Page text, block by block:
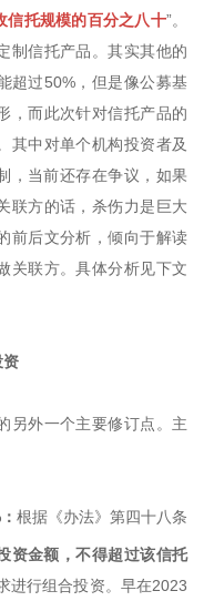
信托规模的百分之八十”。
制信托产品。其实其他的
超过50%，但是像公募基
，而此次针对信托产品的
其中对单个机构投资者及
，当前还存在争议，如果
联方的话，杀伤力是巨大
前后文分析，倾向于解读
关联方。具体分析见下文
资
另外一个主要修订点。主
根据《办法》第四十八条
资金额，不得超过该信托
进行组合投资。早在2023